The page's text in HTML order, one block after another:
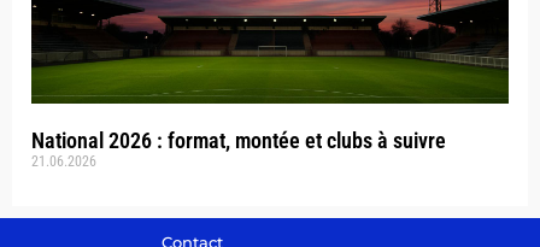
National 2026 : format, montée et clubs à suivre
21.06.2026
Contact